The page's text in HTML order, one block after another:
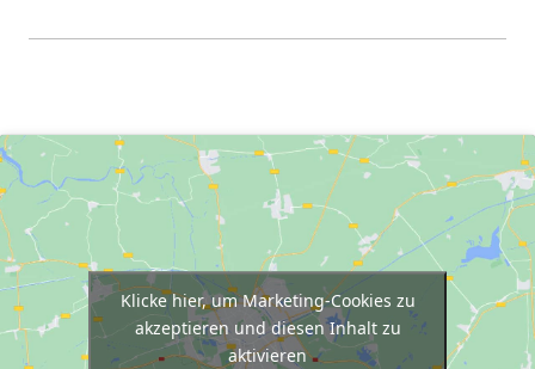
Klicke hier, um Marketing-Cookies zu
akzeptieren und diesen Inhalt zu
aktivieren